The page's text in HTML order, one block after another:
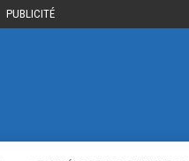
PUBLICITÉ